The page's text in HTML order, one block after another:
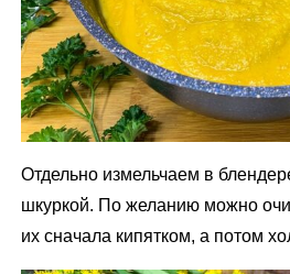
Отдельно измельчаем в
шкуркой. По желанию можно
их сначала кипятком, а потом